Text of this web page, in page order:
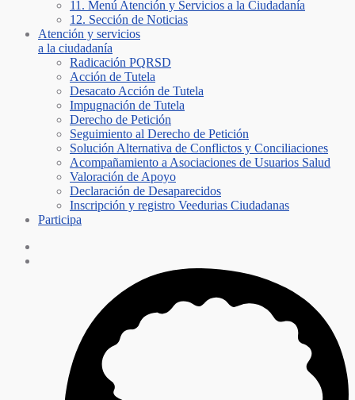
11. Menú Atención y Servicios a la Ciudadanía
12. Sección de Noticias
Atención y servicios
a la ciudadanía
Radicación PQRSD
Acción de Tutela
Desacato Acción de Tutela
Impugnación de Tutela
Derecho de Petición
Seguimiento al Derecho de Petición
Solución Alternativa de Conflictos y Conciliaciones
Acompañamiento a Asociaciones de Usuarios Salud
Valoración de Apoyo
Declaración de Desaparecidos
Inscripción y registro Veedurias Ciudadanas
Participa